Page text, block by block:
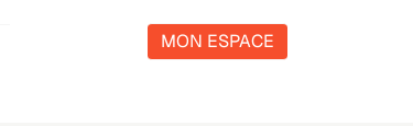
MON ESPACE